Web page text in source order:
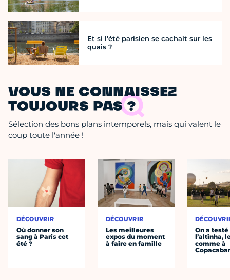
Et si l’été parisien se cachait sur les
quais ?
VOUS NE CONNAISSEZ
TOUJOURS PAS ?
Sélection des bons plans intemporels, mais qui valent le
coup toute l'année !
DÉCOUVRIR
Où donner son
sang à Paris cet
été ?
DÉCOUVRIR
Les meilleures
expos du moment
à faire en famille
On a testé
l’altinha,
comme à